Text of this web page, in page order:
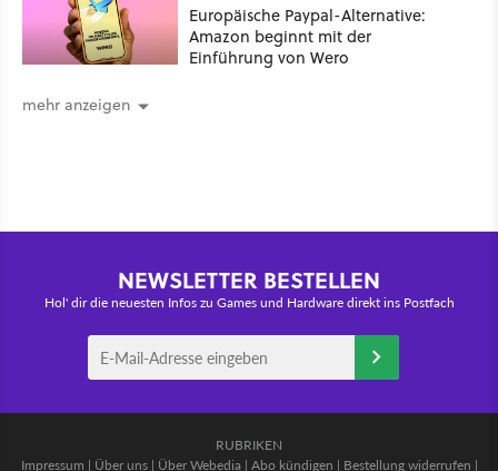
Europäische Paypal-Alternative:
Amazon beginnt mit der
Einführung von Wero
mehr anzeigen
NEWSLETTER BESTELLEN
Hol' dir die neuesten Infos zu Games und Hardware direkt ins Postfach
RUBRIKEN
Impressum | Über uns| Über Webedia | Abo kündigen | Bestellung widerrufen |